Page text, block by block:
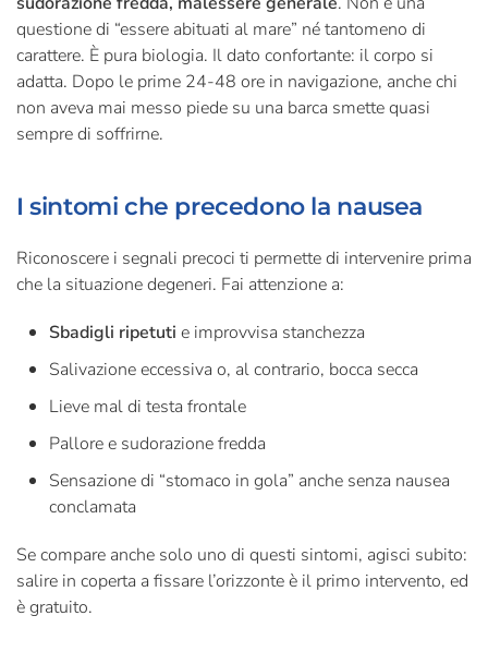
questione di “essere abituati al mare” né tantomeno di
carattere. È pura biologia. Il dato confortante: il corpo si
adatta. Dopo le prime 24-48 ore in navigazione, anche chi
non aveva mai messo piede su una barca smette quasi
sempre di soffrirne.
I sintomi che precedono la nausea
Riconoscere i segnali precoci ti permette di intervenire prima
che la situazione degeneri. Fai attenzione a:
Sbadigli ripetuti e improvvisa stanchezza
Salivazione eccessiva o, al contrario, bocca secca
Lieve mal di testa frontale
Pallore e sudorazione fredda
Sensazione di “stomaco in gola” anche senza nausea
conclamata
Se compare anche solo uno di questi sintomi, agisci subito:
salire in coperta a fissare l’orizzonte è il primo intervento, ed
è gratuito.